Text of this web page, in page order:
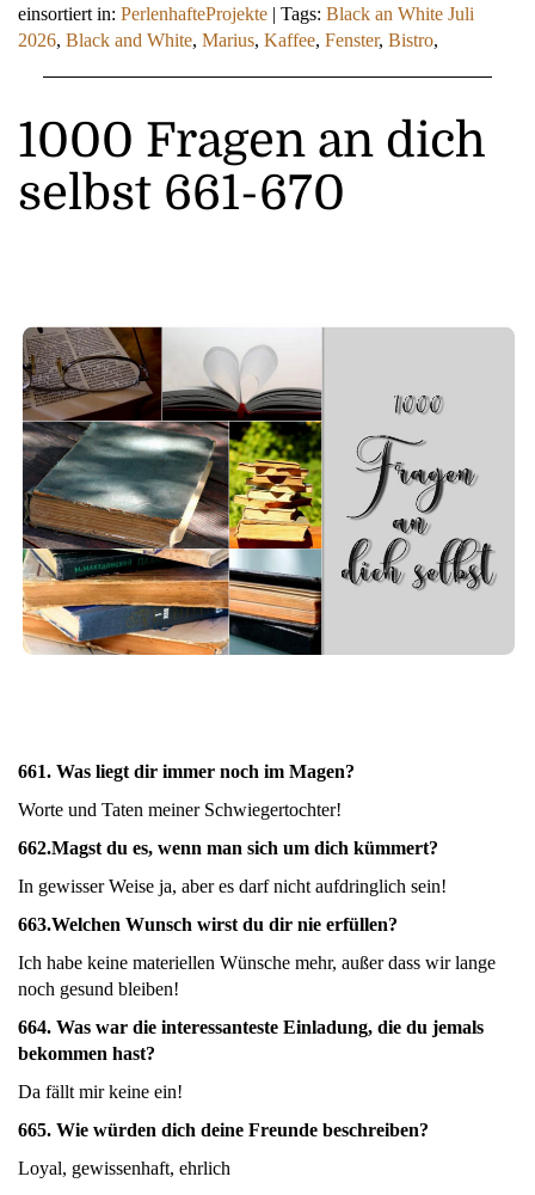
einsortiert in: PerlenhafteProjekte | Tags: Black an White Juli
2026, Black and White, Marius, Kaffee, Fenster, Bistro,
1000 Fragen an dich
selbst 661-670
661. Was liegt dir immer noch im Magen?
Worte und Taten meiner Schwiegertochter!
662.Magst du es, wenn man sich um dich kümmert?
In gewisser Weise ja, aber es darf nicht aufdringlich sein!
663.Welchen Wunsch wirst du dir nie erfüllen?
Ich habe keine materiellen Wünsche mehr, außer dass wir lange
noch gesund bleiben!
664. Was war die interessanteste Einladung, die du jemals
bekommen hast?
Da fällt mir keine ein!
665. Wie würden dich deine Freunde beschreiben?
Loyal, gewissenhaft, ehrlich